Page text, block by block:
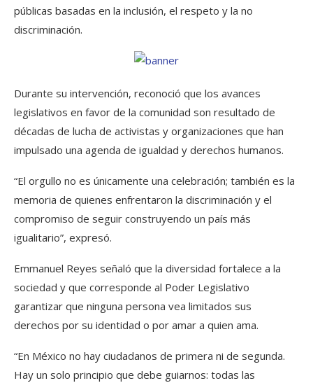
públicas basadas en la inclusión, el respeto y la no
discriminación.
Durante su intervención, reconoció que los avances
legislativos en favor de la comunidad son resultado de
décadas de lucha de activistas y organizaciones que han
impulsado una agenda de igualdad y derechos humanos.
“El orgullo no es únicamente una celebración; también es la
memoria de quienes enfrentaron la discriminación y el
compromiso de seguir construyendo un país más
igualitario”, expresó.
Emmanuel Reyes señaló que la diversidad fortalece a la
sociedad y que corresponde al Poder Legislativo
garantizar que ninguna persona vea limitados sus
derechos por su identidad o por amar a quien ama.
“En México no hay ciudadanos de primera ni de segunda.
Hay un solo principio que debe guiarnos: todas las